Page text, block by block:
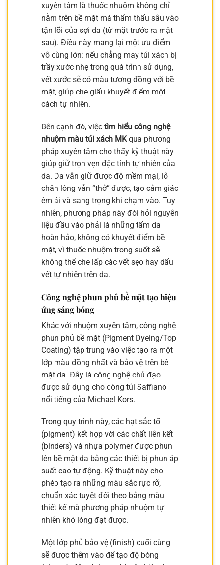
xuyên tâm là thuốc nhuộm không chỉ
nằm trên bề mặt mà thẩm thấu sâu vào
tận lõi của sợi da (từ mặt trước ra mặt
sau). Điều này mang lại một ưu điểm
vô cùng lớn: nếu chẳng may túi xách bị
trầy xước nhẹ trong quá trình sử dụng,
vết xước sẽ có màu tương đồng với bề
mặt, giúp che giấu khuyết điểm một
cách tự nhiên.
Bên cạnh đó, việc tìm hiểu công nghệ
nhuộm màu túi xách MKqua phương
pháp xuyên tâm cho thấy kỹ thuật này
giúp giữ trọn vẹn đặc tính tự nhiên của
da. Da vẫn giữ được độ mềm mại, lỗ
chân lông vẫn “thở” được, tạo cảm giác
êm ái và sang trọng khi chạm vào. Tuy
nhiên, phương pháp này đòi hỏi nguyên
liệu đầu vào phải là những tấm da
hoàn hảo, không có khuyết điểm bề
mặt, vì thuốc nhuộm trong suốt sẽ
không thể che lấp các vết sẹo hay dấu
vết tự nhiên trên da.
Công nghệ phun phủ bề mặt tạo hiệu
ứng sáng bóng
Khác với nhuộm xuyên tâm, công nghệ
phun phủ bề mặt (Pigment Dyeing/Top
Coating) tập trung vào việc tạo ra một
lớp màu đồng nhất và bảo vệ trên bề
mặt da. Đây là công nghệ chủ đạo
được sử dụng cho dòng túi Saffiano
nổi tiếng của Michael Kors.
Trong quy trình này, các hạt sắc tố
(pigment) kết hợp với các chất liên kết
(binders) và nhựa polymer được phun
lên bề mặt da bằng các thiết bị phun áp
suất cao tự động. Kỹ thuật này cho
phép tạo ra những màu sắc rực rỡ,
chuẩn xác tuyệt đối theo bảng màu
thiết kế mà phương pháp nhuộm tự
nhiên khó lòng đạt được.
Một lớp phủ bảo vệ (finish) cuối cùng
sẽ được thêm vào để tạo độ bóng